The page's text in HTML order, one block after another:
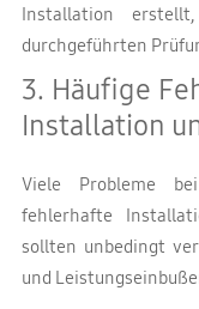
Installation
durchgeführten
3. Häufige
Installation
Viele Probleme
fehlerhafte
sollten unbedingt
und